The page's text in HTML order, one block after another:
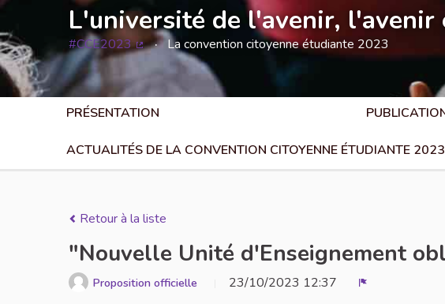
L'université de l'avenir, l'avenir
#CCE2023
(Lien externe)
La convention citoyenne étudiante 2023
PRÉSENTATION
ACTUALITÉS DE LA CONVENTION CITOYENNE ÉTUDIANTE 2023
Retour à la liste
"Nouvelle Unité d'Enseignement
Proposition officielle 23/10/2023 12:37